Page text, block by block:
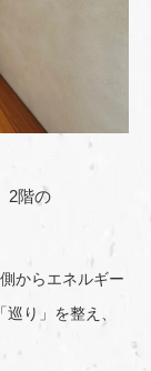
2階の
からエネルギー
り」を整え、